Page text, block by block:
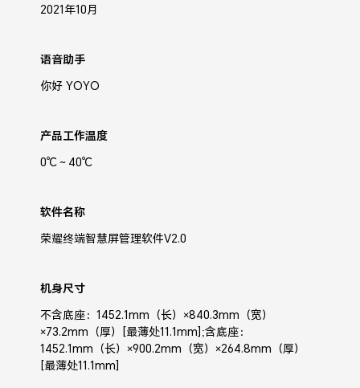
2021年10月
语音助手
你好 YOYO
产品工作温度
0℃～40℃
软件名称
荣耀终端智慧屏管理软件V2.0
机身尺寸
不含底座：1452.1mm（长）×840.3mm（宽）
×73.2mm（厚）[最薄处11.1mm];含底座：
1452.1mm（长）×900.2mm（宽）×264.8mm（厚）
[最薄处11.1mm]